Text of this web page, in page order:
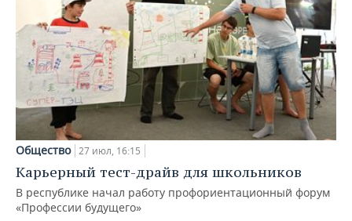
Общество 27 июл, 16:15
Карьерный тест-драйв для школьников
В республике начал работу профориентационный форум
«Профессии будущего»